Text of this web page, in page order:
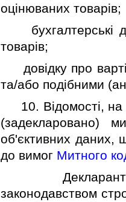
оцiнюваних товарiв;
бухгалтерськi
товарiв;
довiдку про
та/або подiбними
10. Вiдомостi, на
(задекларовано)
об'єктивних даних,
до вимог Митного
Декларант
законодавством